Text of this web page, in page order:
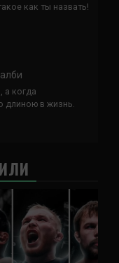
как ты назвать!
а когда
длиною в жизнь.